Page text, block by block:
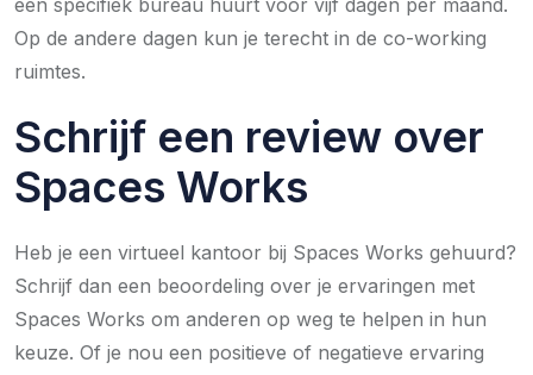
Op de andere dagen kun je terecht in de co-working
ruimtes.
Schrijf een review over
Spaces Works
Heb je een virtueel kantoor bij Spaces Works gehuurd?
Schrijf dan een beoordeling over je ervaringen met
Spaces Works om anderen op weg te helpen in hun
keuze. Of je nou een positieve of negatieve ervaring